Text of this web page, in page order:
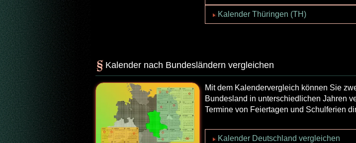
Kalender Thüringen (TH)
Kalender nach Bundesländern vergleichen
Mit dem Kalendervergleich können Sie
Bundesland in unterschiedlichen Jahren
Termine von Feiertagen und Schulferien
Kalender Deutschland vergleichen